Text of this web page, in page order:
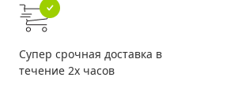
Супер срочная доставка в
течение 2х часов